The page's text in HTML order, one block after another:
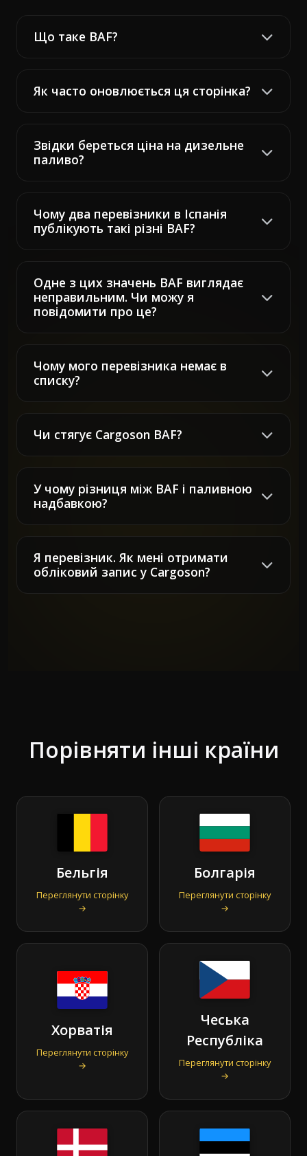
Що таке BAF?
Як часто оновлюється ця сторінка?
Звідки береться ціна на дизельне
паливо?
Чому два перевізники в Іспанія
публікують такі різні BAF?
Одне з цих значень BAF виглядає
неправильним. Чи можу я
повідомити про це?
Чому мого перевізника немає в
списку?
Чи стягує Cargoson BAF?
У чому різниця між BAF і паливною
надбавкою?
Я перевізник. Як мені отримати
обліковий запис у Cargoson?
Порівняти інші країни
Бельгія
Переглянути сторінку
→
Болгарія
Переглянути сторінку
→
Хорватія
Переглянути сторінку
→
Чеська
Республіка
Переглянути сторінку
→